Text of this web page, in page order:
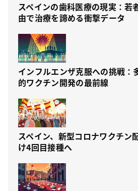
スペインの歯科医療の現実：若
由で治療を諦める衝撃データ
インフルエンザ克服への挑戦：
的ワクチン開発の最前線
スペイン、新型コロナワクチン
け4回目接種へ